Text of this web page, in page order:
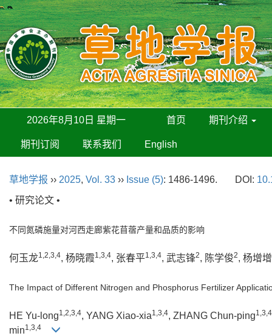
2026年8月10日 星期一 首页 期刊介绍
期刊订阅 联系我们 English
草地学报 ›› 2025, Vol. 33 ›› Issue (5): 1486-1496. DOI:
• 研究论文 •
不同氮磷施量对河西走廊紫花苜蓿产量和品质的影响
何玉龙1,2,3,4, 杨晓霞1,3,4, 张春平1,3,4, 武志锋2, 陈学俊2, 杨增增
The Impact of Different Nitrogen and Phosphorus Fertilizer
HE Yu-long1,2,3,4, YANG Xiao-xia1,3,4, ZHANG Chun-ping1,3,4
min1,3,4